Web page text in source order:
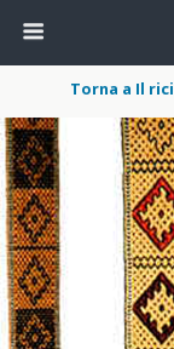
Torna a Il